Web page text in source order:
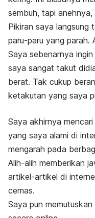
sembuh, tapi
Pikiran saya langsung
paru-paru yang parah.
Saya sebenarnya
saya sangat takut
berat. Tak cukup
ketakutan yang saya
Saya akhirnya
yang saya alami di
mengarah pada
Alih-alih memberikan
artikel-artikel di
cemas.
Saya pun